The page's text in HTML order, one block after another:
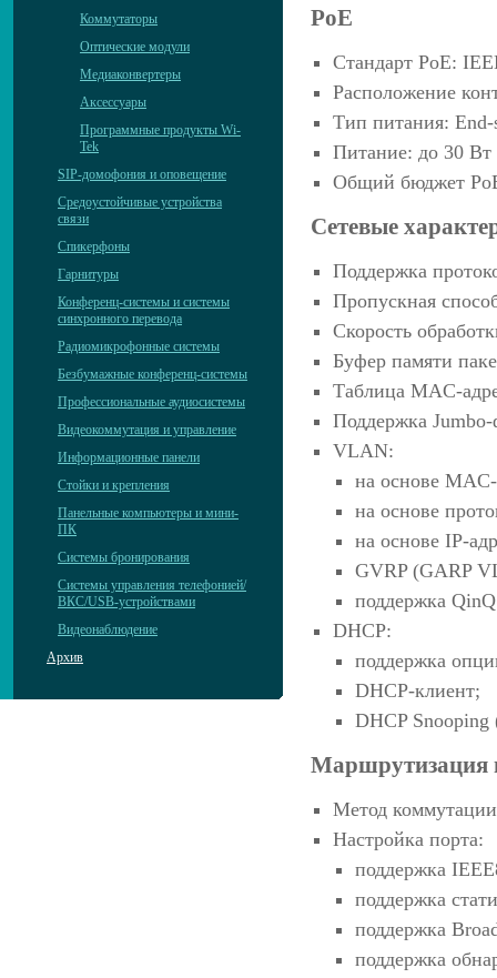
Коммутаторы
Оптические модули
Медиаконвертеры
Аксессуары
Программные продукты Wi-
Tek
SIP-домофония и оповещение
Средоустойчивые устройства
связи
Спикерфоны
Гарнитуры
Конференц-системы и системы
синхронного перевода
Радиомикрофонные системы
Безбумажные конференц-системы
Профессиональные аудиосистемы
Видеокоммутация и управление
Информационные панели
Стойки и крепления
Панельные компьютеры и мини-
ПК
Системы бронирования
Системы управления телефонией/
ВКС/USB-устройствами
Видеонаблюдение
Архив
PoE
Стандарт PoE:
Расположение
Тип питания: End-
Питание: до 30 Вт
Общий бюджет
Сетевые
Поддержка
Пропускная
Скорость
Буфер памяти
Таблица MAC-
Поддержка
VLAN:
на основе
на основе
на основе IP-
GVRP (GARP
поддержка
DHCP:
поддержка
DHCP-клиент;
DHCP
Маршрутизация
Метод
Настройка порта:
поддержка
поддержка
поддержка
поддержка